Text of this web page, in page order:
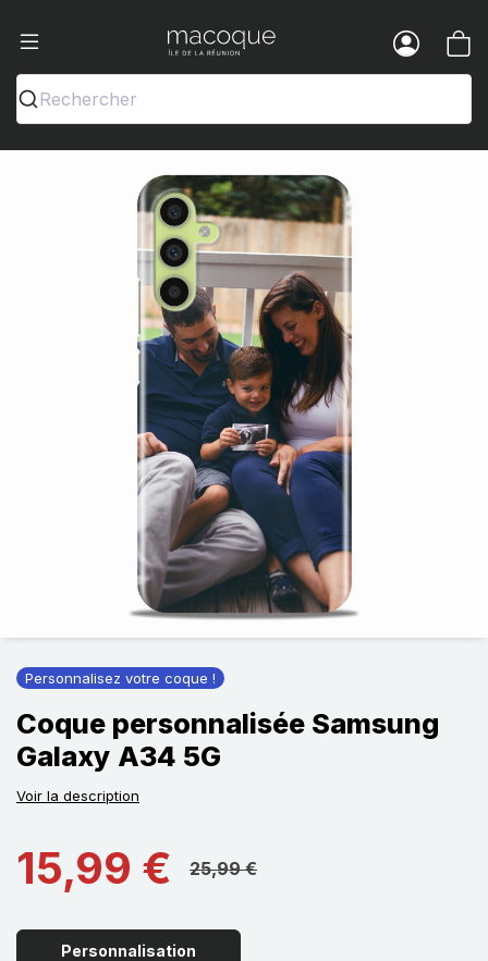
Ma Coque - Coques et Accessoires
Rechercher
Personnalisez votre coque !
Coque personnalisée Samsung
Galaxy A34 5G
Voir la description
15,99 € 25,99 €
Personnalisation